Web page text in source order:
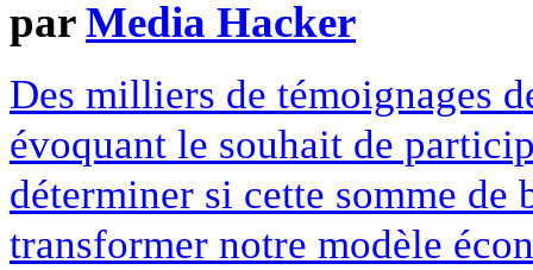
parMedia Hacker
Des milliers de témoignages
évoquant le souhait de
déterminer si cette somme
transformer notre modèle